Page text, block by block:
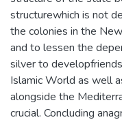
structurewhich is not
the colonies in the
and to lessen the
silver to
Islamic World as well
alongside the
crucial. Concluding